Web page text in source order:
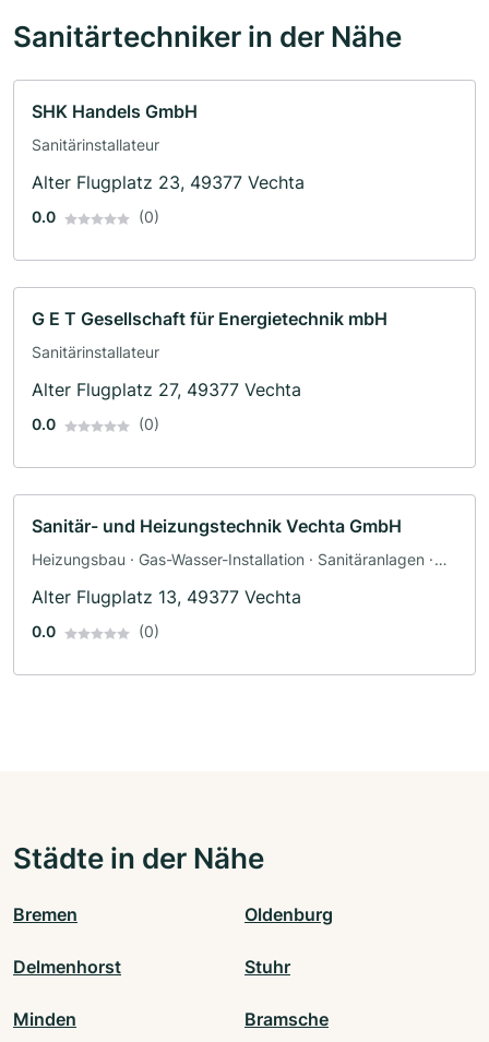
Sanitärtechniker in der Nähe
SHK Handels GmbH
Sanitärinstallateur
Alter Flugplatz 23, 49377 Vechta
0.0 (0)
G E T Gesellschaft für Energietechnik mbH
Sanitärinstallateur
Alter Flugplatz 27, 49377 Vechta
0.0 (0)
Sanitär- und Heizungstechnik Vechta GmbH
Heizungsbau · Gas-Wasser-Installation · Sanitäranlagen ·
Alter Flugplatz 13, 49377 Vechta
0.0 (0)
Städte in der Nähe
Bremen Oldenburg
Delmenhorst Stuhr
Minden Bramsche